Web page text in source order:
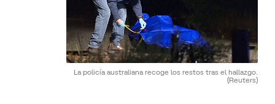
La policía australiana recoge los restos tras el hallazgo.
(Reuters)